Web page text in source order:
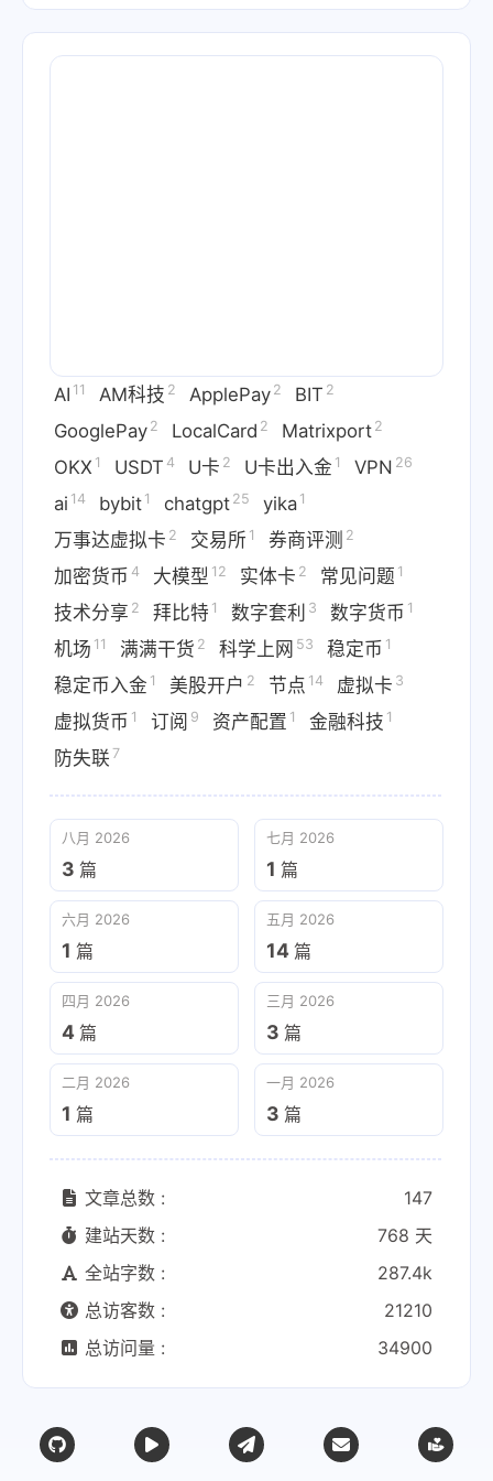
AI 11 AM科技 2 ApplePay 2 BIT 2
GooglePay 2 LocalCard 2 Matrixport 2
OKX 1 USDT 4 U卡 2 U卡出入金 1 VPN 26
ai 14 bybit 1 chatgpt 25 yika 1
万事达虚拟卡 2 交易所 1 券商评测 2
加密货币 4 大模型 12 实体卡 2 常见问题 1
技术分享 2 拜比特 1 数字套利 3 数字货币 1
机场 11 满满干货 2 科学上网 53 稳定币 1
稳定币入金 1 美股开户 2 节点 14 虚拟卡 3
虚拟货币 1 订阅 9 资产配置 1 金融科技 1
防失联 7
八月 2026
3 篇
七月 2026
1 篇
六月 2026
1 篇
五月 2026
14 篇
四月 2026
4 篇
三月 2026
3 篇
二月 2026
1 篇
一月 2026
3 篇
文章总数 :
147
建站天数 :
768 天
全站字数 :
287.4k
总访客数 :
21210
总访问量 :
34900